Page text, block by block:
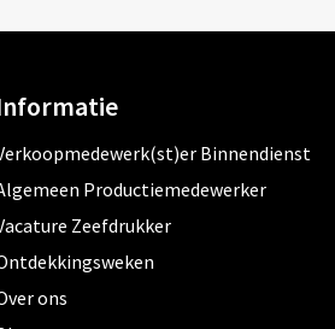
Binnendienst
Productiemedewerker
Zeefdrukker
ons